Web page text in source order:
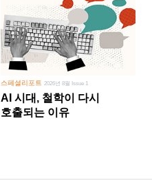
스페셜리포트 2026년 8월 Issue 1
AI 시대, 철학이 다시
호출되는 이유